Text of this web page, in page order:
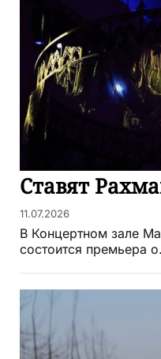
Ставят
11.07.2026
В Концертном зале
состоится премьера